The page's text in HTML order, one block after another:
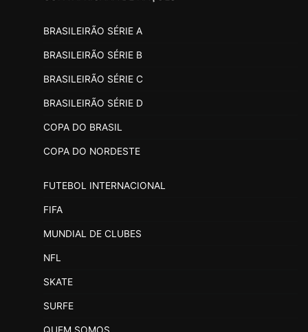
BRASILEIRÃO SÉRIE A
BRASILEIRÃO SÉRIE B
BRASILEIRÃO SÉRIE C
BRASILEIRÃO SÉRIE D
COPA DO BRASIL
COPA DO NORDESTE
FUTEBOL INTERNACIONAL
FIFA
MUNDIAL DE CLUBES
NFL
SKATE
SURFE
QUEM SOMOS